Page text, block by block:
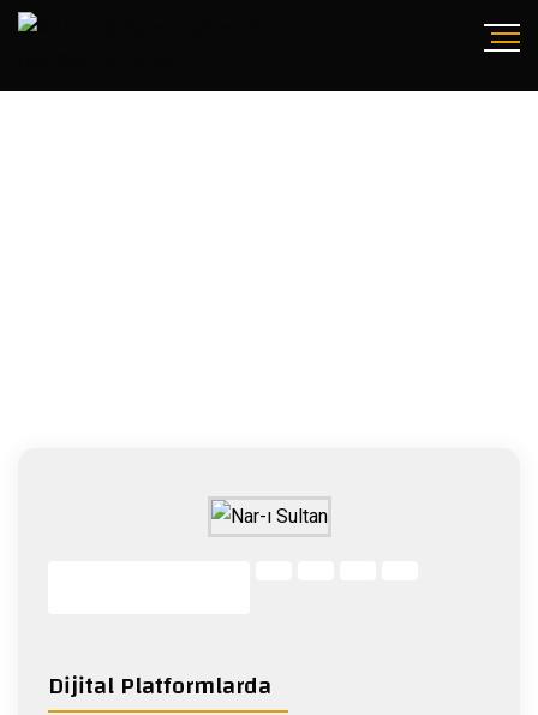
Dijital Platformlarda